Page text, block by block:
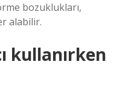
bozuklukları,
alabilir.
kullanırken